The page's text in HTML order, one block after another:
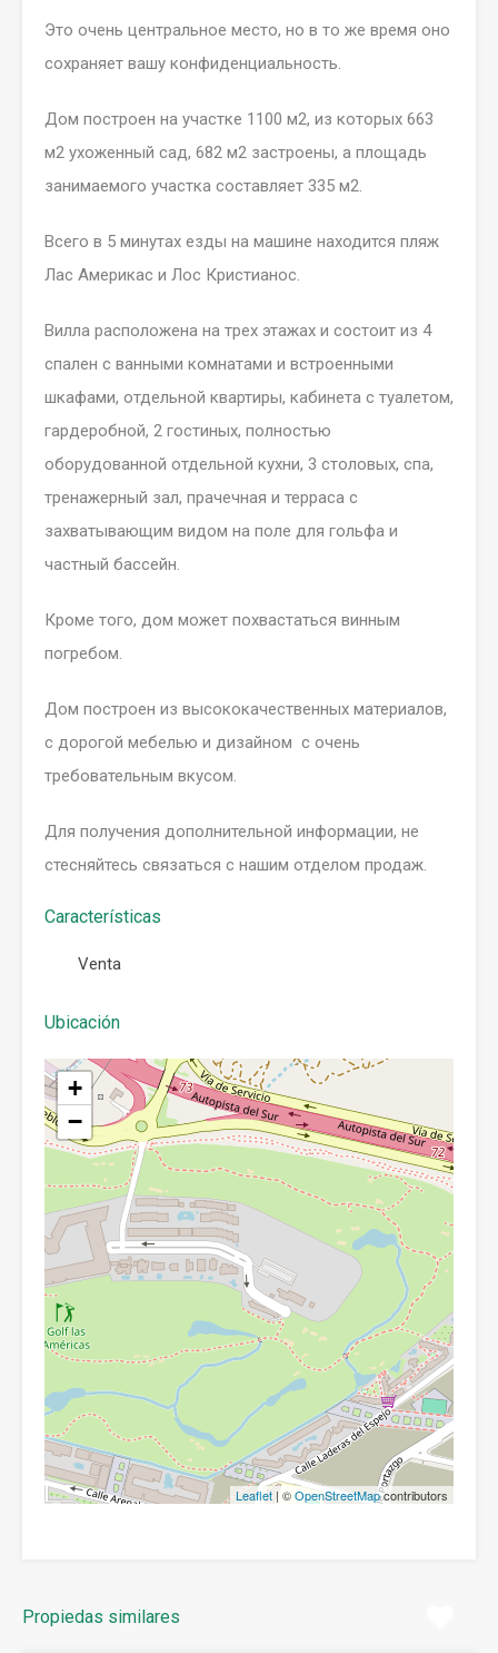
Это очень центральное место, но в то же время оно
сохраняет вашу конфиденциальность.
Дом построен на участке 1100 м2, из которых 663
м2 ухоженный сад, 682 м2 застроены, а площадь
занимаемого участка составляет 335 м2.
Всего в 5 минутах езды на машине находится пляж
Лас Америкас и Лос Кристианос.
Вилла расположена на трех этажах и состоит из 4
спален с ванными комнатами и встроенными
шкафами, отдельной квартиры, кабинета с туалетом,
гардеробной, 2 гостиных, полностью
оборудованной отдельной кухни, 3 столовых, спа,
тренажерный зал, прачечная и терраса с
захватывающим видом на поле для гольфа и
частный бассейн.
Кроме того, дом может похвастаться винным
погребом.
Дом построен из высококачественных материалов,
с дорогой мебелью и дизайном с очень
требовательным вкусом.
Для получения дополнительной информации, не
стесняйтесь связаться с нашим отделом продаж.
Características
Venta
Ubicación
+
−
Leaflet | ©OpenStreetMapcontributors
Propiedas similares